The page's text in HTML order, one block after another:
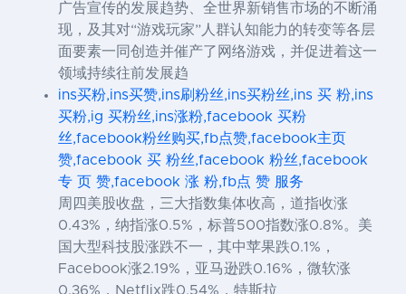
广告宣传的发展趋势、全世界新销售市场的不断涌
现，及其对“游戏玩家”人群认知能力的转变等各层
面要素一同创造并催产了网络游戏，并促进着这一
领域持续往前发展趋
ins买粉,ins买赞,ins刷粉丝,ins买粉丝,ins 买 粉,ins
买粉,ig 买粉丝,ins涨粉,facebook 买粉
丝,facebook粉丝购买,fb点赞,facebook主页
赞,facebook 买 粉丝,facebook 粉丝,facebook
专 页 赞,facebook 涨 粉,fb点 赞 服务
周四美股收盘，三大指数集体收高，道指收涨
0.43%，纳指涨0.5%，标普500指数涨0.8%。美
国大型科技股涨跌不一，其中苹果跌0.1%，
Facebook涨2.19%，亚马逊跌0.16%，微软涨
0.36%，Netflix跌0.54%，特斯拉